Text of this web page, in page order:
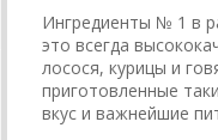
Ингредиенты № 1 в
это всегда
лосося, курицы и
приготовленные
вкус и важнейшие